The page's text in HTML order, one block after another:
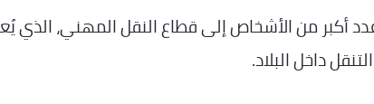
أكبر من الأشخاص إلى قطاع النقل المهني، الذي
داخل البلاد.